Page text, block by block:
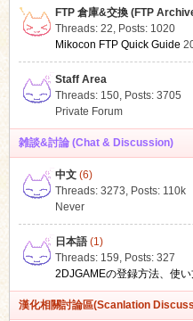
Mi FTP 倉庫&交換 (FTP
Threads: 22, Posts: 1020
Mikocon FTP Quick Guide
Staff Area
Threads: 150, Posts: 3705
Private Forum
雑談&討論 (Chat & Discussion)
中文(6)
Threads: 3273, Posts: 110k
Never
日本語(1)
Threads: 159, Posts: 327
2DJGAMEの登録方法、使い
漢化相關討論區(Scanlation